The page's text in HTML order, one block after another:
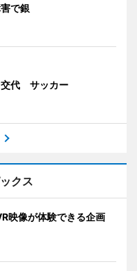
で銀
交代 サッカー
クス
映像が体験できる企画